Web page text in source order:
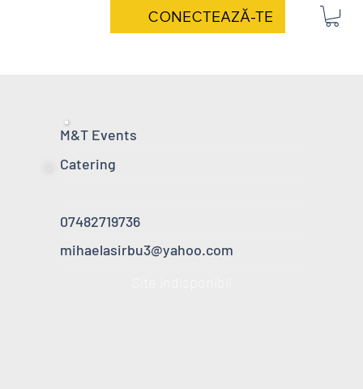
CONECTEAZĂ-TE
M&T Events
Catering
07482719736
mihaelasirbu3@yahoo.com